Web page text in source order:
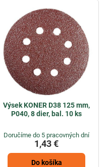
Výsek KONER D38 125 mm,
P040, 8 dier, bal. 10 ks
Doručíme do 5 pracovných dní
1,43 €
Do košíka